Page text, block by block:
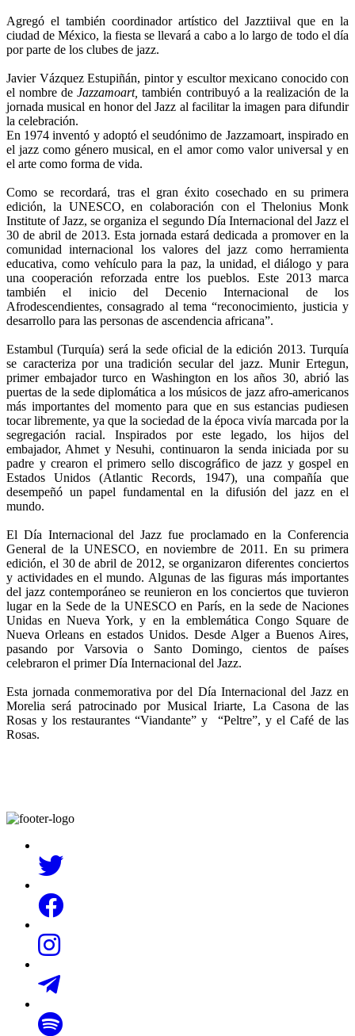
Agregó el también coordinador artístico del Jazztiival que en la
ciudad de México, la fiesta se llevará a cabo a lo largo de todo el día
por parte de los clubes de jazz.
Javier Vázquez Estupiñán, pintor y escultor mexicano conocido con
el nombre deJazzamoart, también contribuyó a la realización de la
jornada musical en honor del Jazz al facilitar la imagen para difundir
la celebración.
En 1974 inventó y adoptó el seudónimo de Jazzamoart, inspirado en
el jazz como género musical, en el amor como valor universal y en
el arte como forma de vida.
Como se recordará, tras el gran éxito cosechado en su primera
edición, la UNESCO, en colaboración con el Thelonius Monk
Institute of Jazz, se organiza el segundo Día Internacional del Jazz el
30 de abril de 2013. Esta jornada estará dedicada a promover en la
comunidad internacional los valores del jazz como herramienta
educativa, como vehículo para la paz, la unidad, el diálogo y para
una cooperación reforzada entre los pueblos. Este 2013 marca
también el inicio del Decenio Internacional de los
Afrodescendientes, consagrado al tema “reconocimiento, justicia y
desarrollo para las personas de ascendencia africana”.
Estambul (Turquía) será la sede oficial de la edición 2013. Turquía
se caracteriza por una tradición secular del jazz. Munir Ertegun,
primer embajador turco en Washington en los años 30, abrió las
puertas de la sede diplomática a los músicos de jazz afro-americanos
más importantes del momento para que en sus estancias pudiesen
tocar libremente, ya que la sociedad de la época vivía marcada por la
segregación racial. Inspirados por este legado, los hijos del
embajador, Ahmet y Nesuhi, continuaron la senda iniciada por su
padre y crearon el primero sello discográfico de jazz y gospel en
Estados Unidos (Atlantic Records, 1947), una compañía que
desempeñó un papel fundamental en la difusión del jazz en el
mundo.
El Día Internacional del Jazz fue proclamado en la Conferencia
General de la UNESCO, en noviembre de 2011. En su primera
edición, el 30 de abril de 2012, se organizaron diferentes conciertos
y actividades en el mundo. Algunas de las figuras más importantes
del jazz contemporáneo se reunieron en los conciertos que tuvieron
lugar en la Sede de la UNESCO en París, en la sede de Naciones
Unidas en Nueva York, y en la emblemática Congo Square de
Nueva Orleans en estados Unidos. Desde Alger a Buenos Aires,
pasando por Varsovia o Santo Domingo, cientos de países
celebraron el primer Día Internacional del Jazz.
Esta jornada conmemorativa por del Día Internacional del Jazz en
Morelia será patrocinado por Musical Iriarte, La Casona de las
Rosas y los restaurantes “Viandante” y “Peltre”, y el Café de las
Rosas.